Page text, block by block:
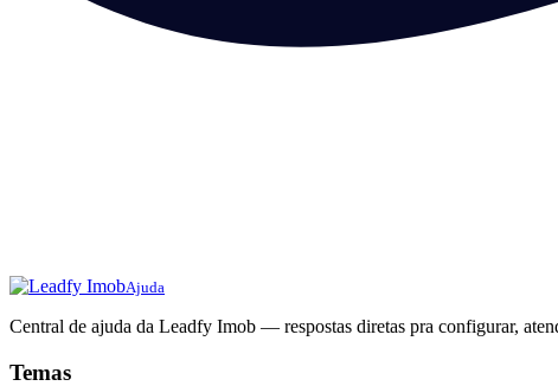
Ajuda
Central de ajuda da Leadfy Imob — respostas diretas pra configurar,
Temas